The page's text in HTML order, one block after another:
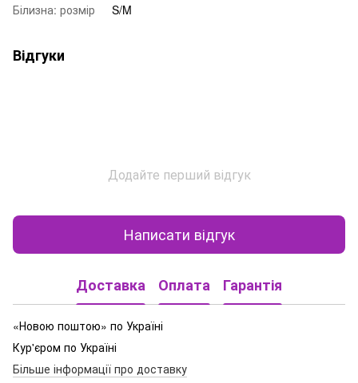
Білизна: розмір
S/M
Відгуки
Додайте перший відгук
Написати відгук
Доставка Оплата Гарантія
«Новою поштою» по Україні
Кур'єром по Україні
Більше інформації про доставку